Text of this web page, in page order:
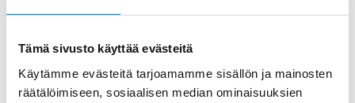
Tämä sivusto käyttää evästeitä
Käytämme evästeitä tarjoamamme sisällön ja mainosten
räätälöimiseen, sosiaalisen median ominaisuuksien
Yli 35kg:n toimituskulut toteutuneiden kulujen mukaan.
Valmistaja
ILME S.p.A